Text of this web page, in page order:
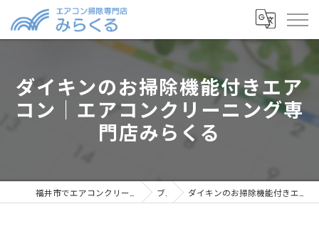
ダイキンのお掃除機能付きエア
コン｜エアコンクリーニング専
門店みらくる
ブログ ダイキンのお掃除機能付きエアコン｜エアコンクリーニング専門店みらくる